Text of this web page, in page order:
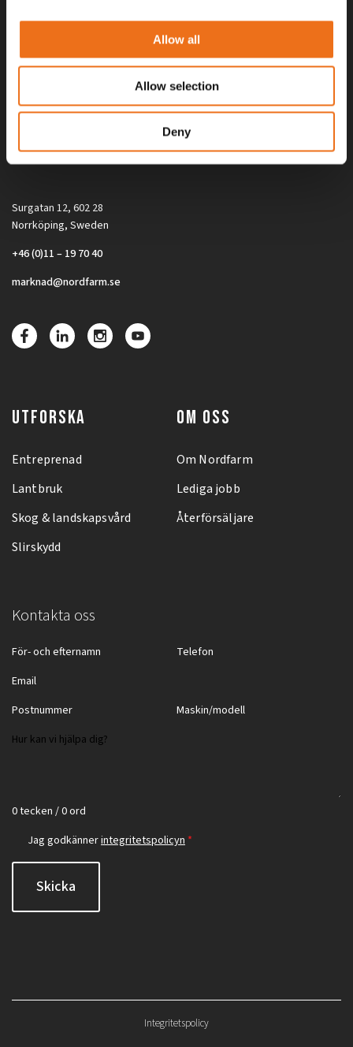
Allow all
Allow selection
Deny
Alla priser på tillbehör och tillval gäller vid köp av ny maskin. Priserna
gäller inte vid köp av enskild produkt, till exempel
Surgatan 12, 602 28
Norrköping, Sweden
+46 (0)11 – 19 70 40
marknad@nordfarm.se
UTFORSKA
Entreprenad
Lantbruk
Skog & landskapsvård
Slirskydd
OM OSS
Om Nordfarm
Lediga jobb
Återförsäljare
Kontakta oss
0 tecken / 0 ord
Jag godkännerintegritetspolicyn *
Skicka
Integritetspolicy